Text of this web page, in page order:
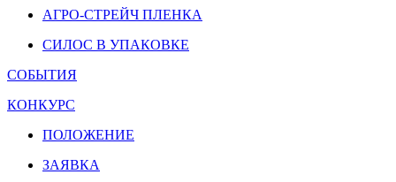
АГРО-СТРЕЙЧ ПЛЕНКА
СИЛОС В УПАКОВКЕ
СОБЫТИЯ
КОНКУРС
ПОЛОЖЕНИЕ
ЗАЯВКА